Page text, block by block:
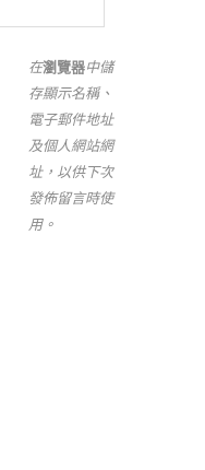
在瀏覽器中儲
存顯示名稱、
電子郵件地址
及個人網站網
址，以供下次
發佈留言時使
用。